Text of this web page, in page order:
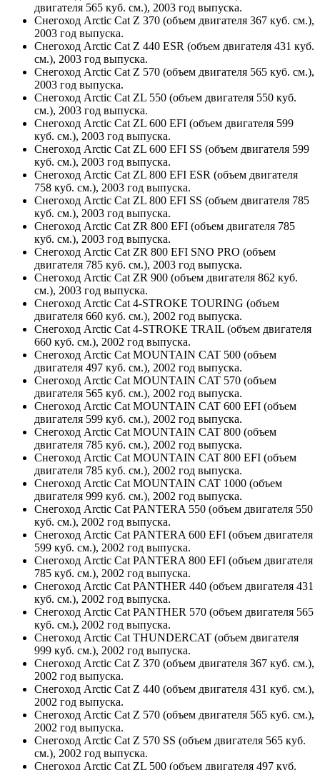
двигателя 565 куб. см.), 2003 год выпуска.
Снегоход Arctic Cat Z 370 (объем двигателя 367 куб. см.),
2003 год выпуска.
Снегоход Arctic Cat Z 440 ESR (объем двигателя 431 куб.
см.), 2003 год выпуска.
Снегоход Arctic Cat Z 570 (объем двигателя 565 куб. см.),
2003 год выпуска.
Снегоход Arctic Cat ZL 550 (объем двигателя 550 куб.
см.), 2003 год выпуска.
Снегоход Arctic Cat ZL 600 EFI (объем двигателя 599
куб. см.), 2003 год выпуска.
Снегоход Arctic Cat ZL 600 EFI SS (объем двигателя 599
куб. см.), 2003 год выпуска.
Снегоход Arctic Cat ZL 800 EFI ESR (объем двигателя
758 куб. см.), 2003 год выпуска.
Снегоход Arctic Cat ZL 800 EFI SS (объем двигателя 785
куб. см.), 2003 год выпуска.
Снегоход Arctic Cat ZR 800 EFI (объем двигателя 785
куб. см.), 2003 год выпуска.
Снегоход Arctic Cat ZR 800 EFI SNO PRO (объем
двигателя 785 куб. см.), 2003 год выпуска.
Снегоход Arctic Cat ZR 900 (объем двигателя 862 куб.
см.), 2003 год выпуска.
Снегоход Arctic Cat 4-STROKE TOURING (объем
двигателя 660 куб. см.), 2002 год выпуска.
Снегоход Arctic Cat 4-STROKE TRAIL (объем двигателя
660 куб. см.), 2002 год выпуска.
Снегоход Arctic Cat MOUNTAIN CAT 500 (объем
двигателя 497 куб. см.), 2002 год выпуска.
Снегоход Arctic Cat MOUNTAIN CAT 570 (объем
двигателя 565 куб. см.), 2002 год выпуска.
Снегоход Arctic Cat MOUNTAIN CAT 600 EFI (объем
двигателя 599 куб. см.), 2002 год выпуска.
Снегоход Arctic Cat MOUNTAIN CAT 800 (объем
двигателя 785 куб. см.), 2002 год выпуска.
Снегоход Arctic Cat MOUNTAIN CAT 800 EFI (объем
двигателя 785 куб. см.), 2002 год выпуска.
Снегоход Arctic Cat MOUNTAIN CAT 1000 (объем
двигателя 999 куб. см.), 2002 год выпуска.
Снегоход Arctic Cat PANTERA 550 (объем двигателя 550
куб. см.), 2002 год выпуска.
Снегоход Arctic Cat PANTERA 600 EFI (объем двигателя
599 куб. см.), 2002 год выпуска.
Снегоход Arctic Cat PANTERA 800 EFI (объем двигателя
785 куб. см.), 2002 год выпуска.
Снегоход Arctic Cat PANTHER 440 (объем двигателя 431
куб. см.), 2002 год выпуска.
Снегоход Arctic Cat PANTHER 570 (объем двигателя 565
куб. см.), 2002 год выпуска.
Снегоход Arctic Cat THUNDERCAT (объем двигателя
999 куб. см.), 2002 год выпуска.
Снегоход Arctic Cat Z 370 (объем двигателя 367 куб. см.),
2002 год выпуска.
Снегоход Arctic Cat Z 440 (объем двигателя 431 куб. см.),
2002 год выпуска.
Снегоход Arctic Cat Z 570 (объем двигателя 565 куб. см.),
2002 год выпуска.
Снегоход Arctic Cat Z 570 SS (объем двигателя 565 куб.
см.), 2002 год выпуска.
Снегоход Arctic Cat ZL 500 (объем двигателя 497 куб.